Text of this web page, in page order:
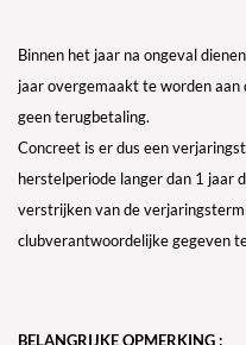
Binnen het jaar na ongeval
jaar overgemaakt te worden aan
geen terugbetaling.
Concreet is er dus een
herstelperiode langer dan 1 jaar
verstrijken van de
clubverantwoordelijke gegeven
BELANGRIJKE OPMERKING :